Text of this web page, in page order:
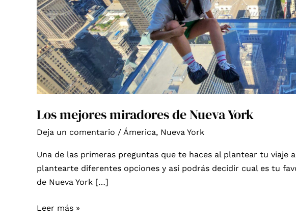
Los mejores miradores de Nueva York
Deja un comentario / Ámerica, Nueva York
Una de las primeras preguntas que te haces al plantear tu viaje
plantearte diferentes opciones y así podrás decidir cual es tu
de Nueva York […]
Los
Leer más »